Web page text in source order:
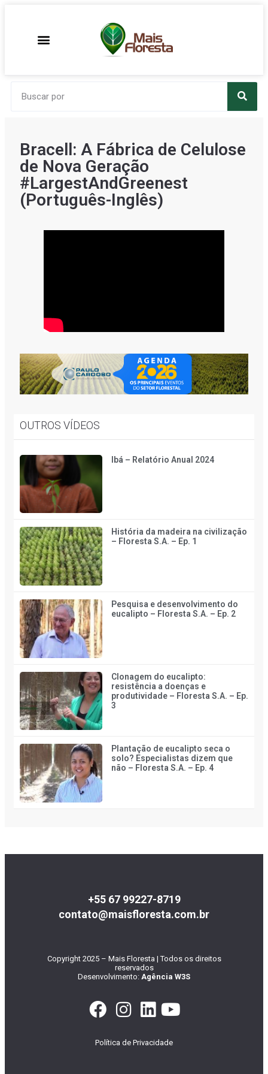
Bracell: A Fábrica de Celulose
de Nova Geração
#LargestAndGreenest
(Português-Inglês)
OUTROS VÍDEOS
Ibá – Relatório Anual 2024
História da madeira na civilização
– Floresta S.A. – Ep. 1
Pesquisa e desenvolvimento do
eucalipto – Floresta S.A. – Ep. 2
Clonagem do eucalipto:
resistência a doenças e
produtividade – Floresta S.A. – Ep.
3
Plantação de eucalipto seca o
solo? Especialistas dizem que
não – Floresta S.A. – Ep. 4
+55 67 99227-8719
contato@maisfloresta.com.br
Copyright 2025 – Mais Floresta | Todos os direitos
reservados
Desenvolvimento: Agência W3S
Política de Privacidade